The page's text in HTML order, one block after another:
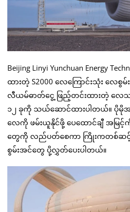
Beijing Linyi Yunchuan Energy
ထားတဲ့ S2000 လေကြောင်းသုံး လေစွမ်
လီယမ်ဓာတ်ငွေ့ ဖြည့်တင်းထားတဲ့ လေသ
၁၂ ခုကို သယ်ဆောင်ထားပါတယ်။ ပိုမိုအ
လေကို ဖမ်းယူနိုင်ဖို့ ပေထောင်ချီ အမြ
တွေကို လည်ပတ်စေကာ ကြိုးကတစ်ဆင့် မ
စွမ်းအင်တွေ ပို့လွှတ်ပေးပါတယ်။